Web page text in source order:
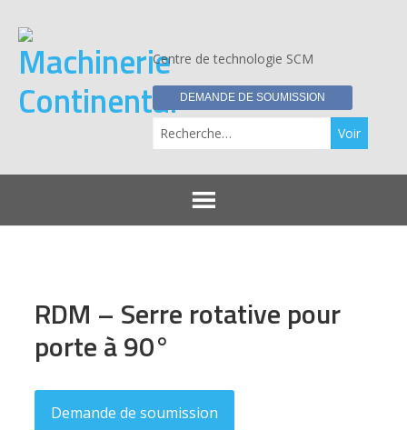
Centre de technologie SCM
DEMANDE DE SOUMISSION
RDM – Serre rotative pour
porte à 90°
Demande de soumission